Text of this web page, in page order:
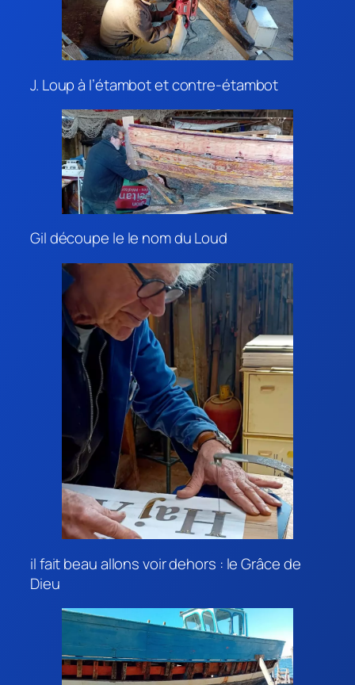
J. Loup à l’étambot et contre-étambot
Gil découpe le le nom du Loud
il fait beau allons voir dehors : le Grâce de
Dieu